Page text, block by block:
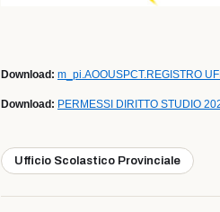
Download: m_pi.AOOUSPCT.REGISTRO
Download: PERMESSI DIRITTO STUDIO
Ufficio Scolastico Provinciale